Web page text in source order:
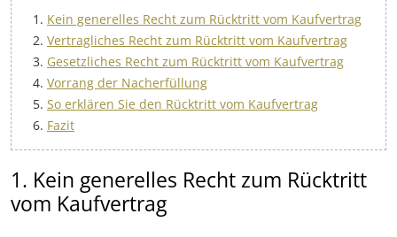
Kein generelles Recht zum Rücktritt vom Kaufvertrag
Vertragliches Recht zum Rücktritt vom Kaufvertrag
Gesetzliches Recht zum Rücktritt vom Kaufvertrag
Vorrang der Nacherfüllung
So erklären Sie den Rücktritt vom Kaufvertrag
Fazit
1. Kein generelles Recht zum Rücktritt
vom Kaufvertrag